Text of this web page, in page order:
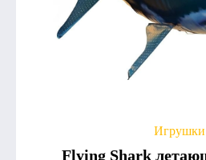
Игрушки
Flying Shark